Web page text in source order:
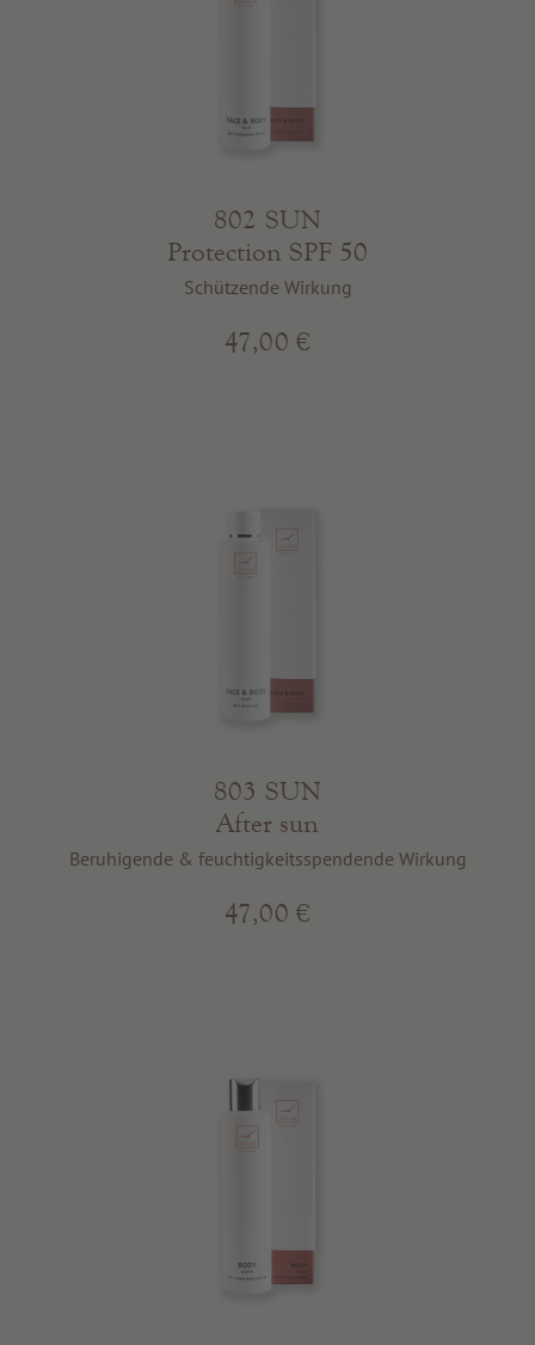
802 SUN
Protection SPF 50
Schützende Wirkung
47,00 €
803 SUN
After sun
Beruhigende & feuchtigkeitsspendende Wirkung
47,00 €